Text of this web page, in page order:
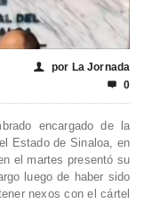
👤 por La Jornada
 0
encargado de la
Estado de Sinaloa, en
el martes presentó su
luego de haber sido
nexos con el cártel